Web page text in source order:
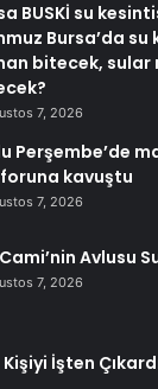
BUSKİ su
Bursa’da su
bitecek, sular
7, 2026
Perşembe’de
kavuştu
7, 2026
Avlusu
7, 2026
İşten